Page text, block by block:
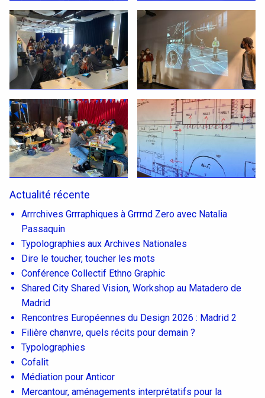
Actualité récente
Arrrchives Grrraphiques à Grrrnd Zero avec Natalia
Passaquin
Typolographies aux Archives Nationales
Dire le toucher, toucher les mots
Conférence Collectif Ethno Graphic
Shared City Shared Vision, Workshop au Matadero de
Madrid
Rencontres Européennes du Design 2026 : Madrid 2
Filière chanvre, quels récits pour demain ?
Typolographies
Cofalit
Médiation pour Anticor
Mercantour, aménagements interprétatifs pour la